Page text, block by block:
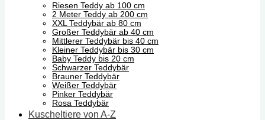
Riesen Teddy ab 100 cm
2 Meter Teddy ab 200 cm
XXL Teddybär ab 80 cm
Großer Teddybär ab 40 cm
Mittlerer Teddybär bis 40 cm
Kleiner Teddybär bis 30 cm
Baby Teddy bis 20 cm
Schwarzer Teddybär
Brauner Teddybär
Weißer Teddybär
Pinker Teddybär
Rosa Teddybär
Kuscheltiere von A-Z